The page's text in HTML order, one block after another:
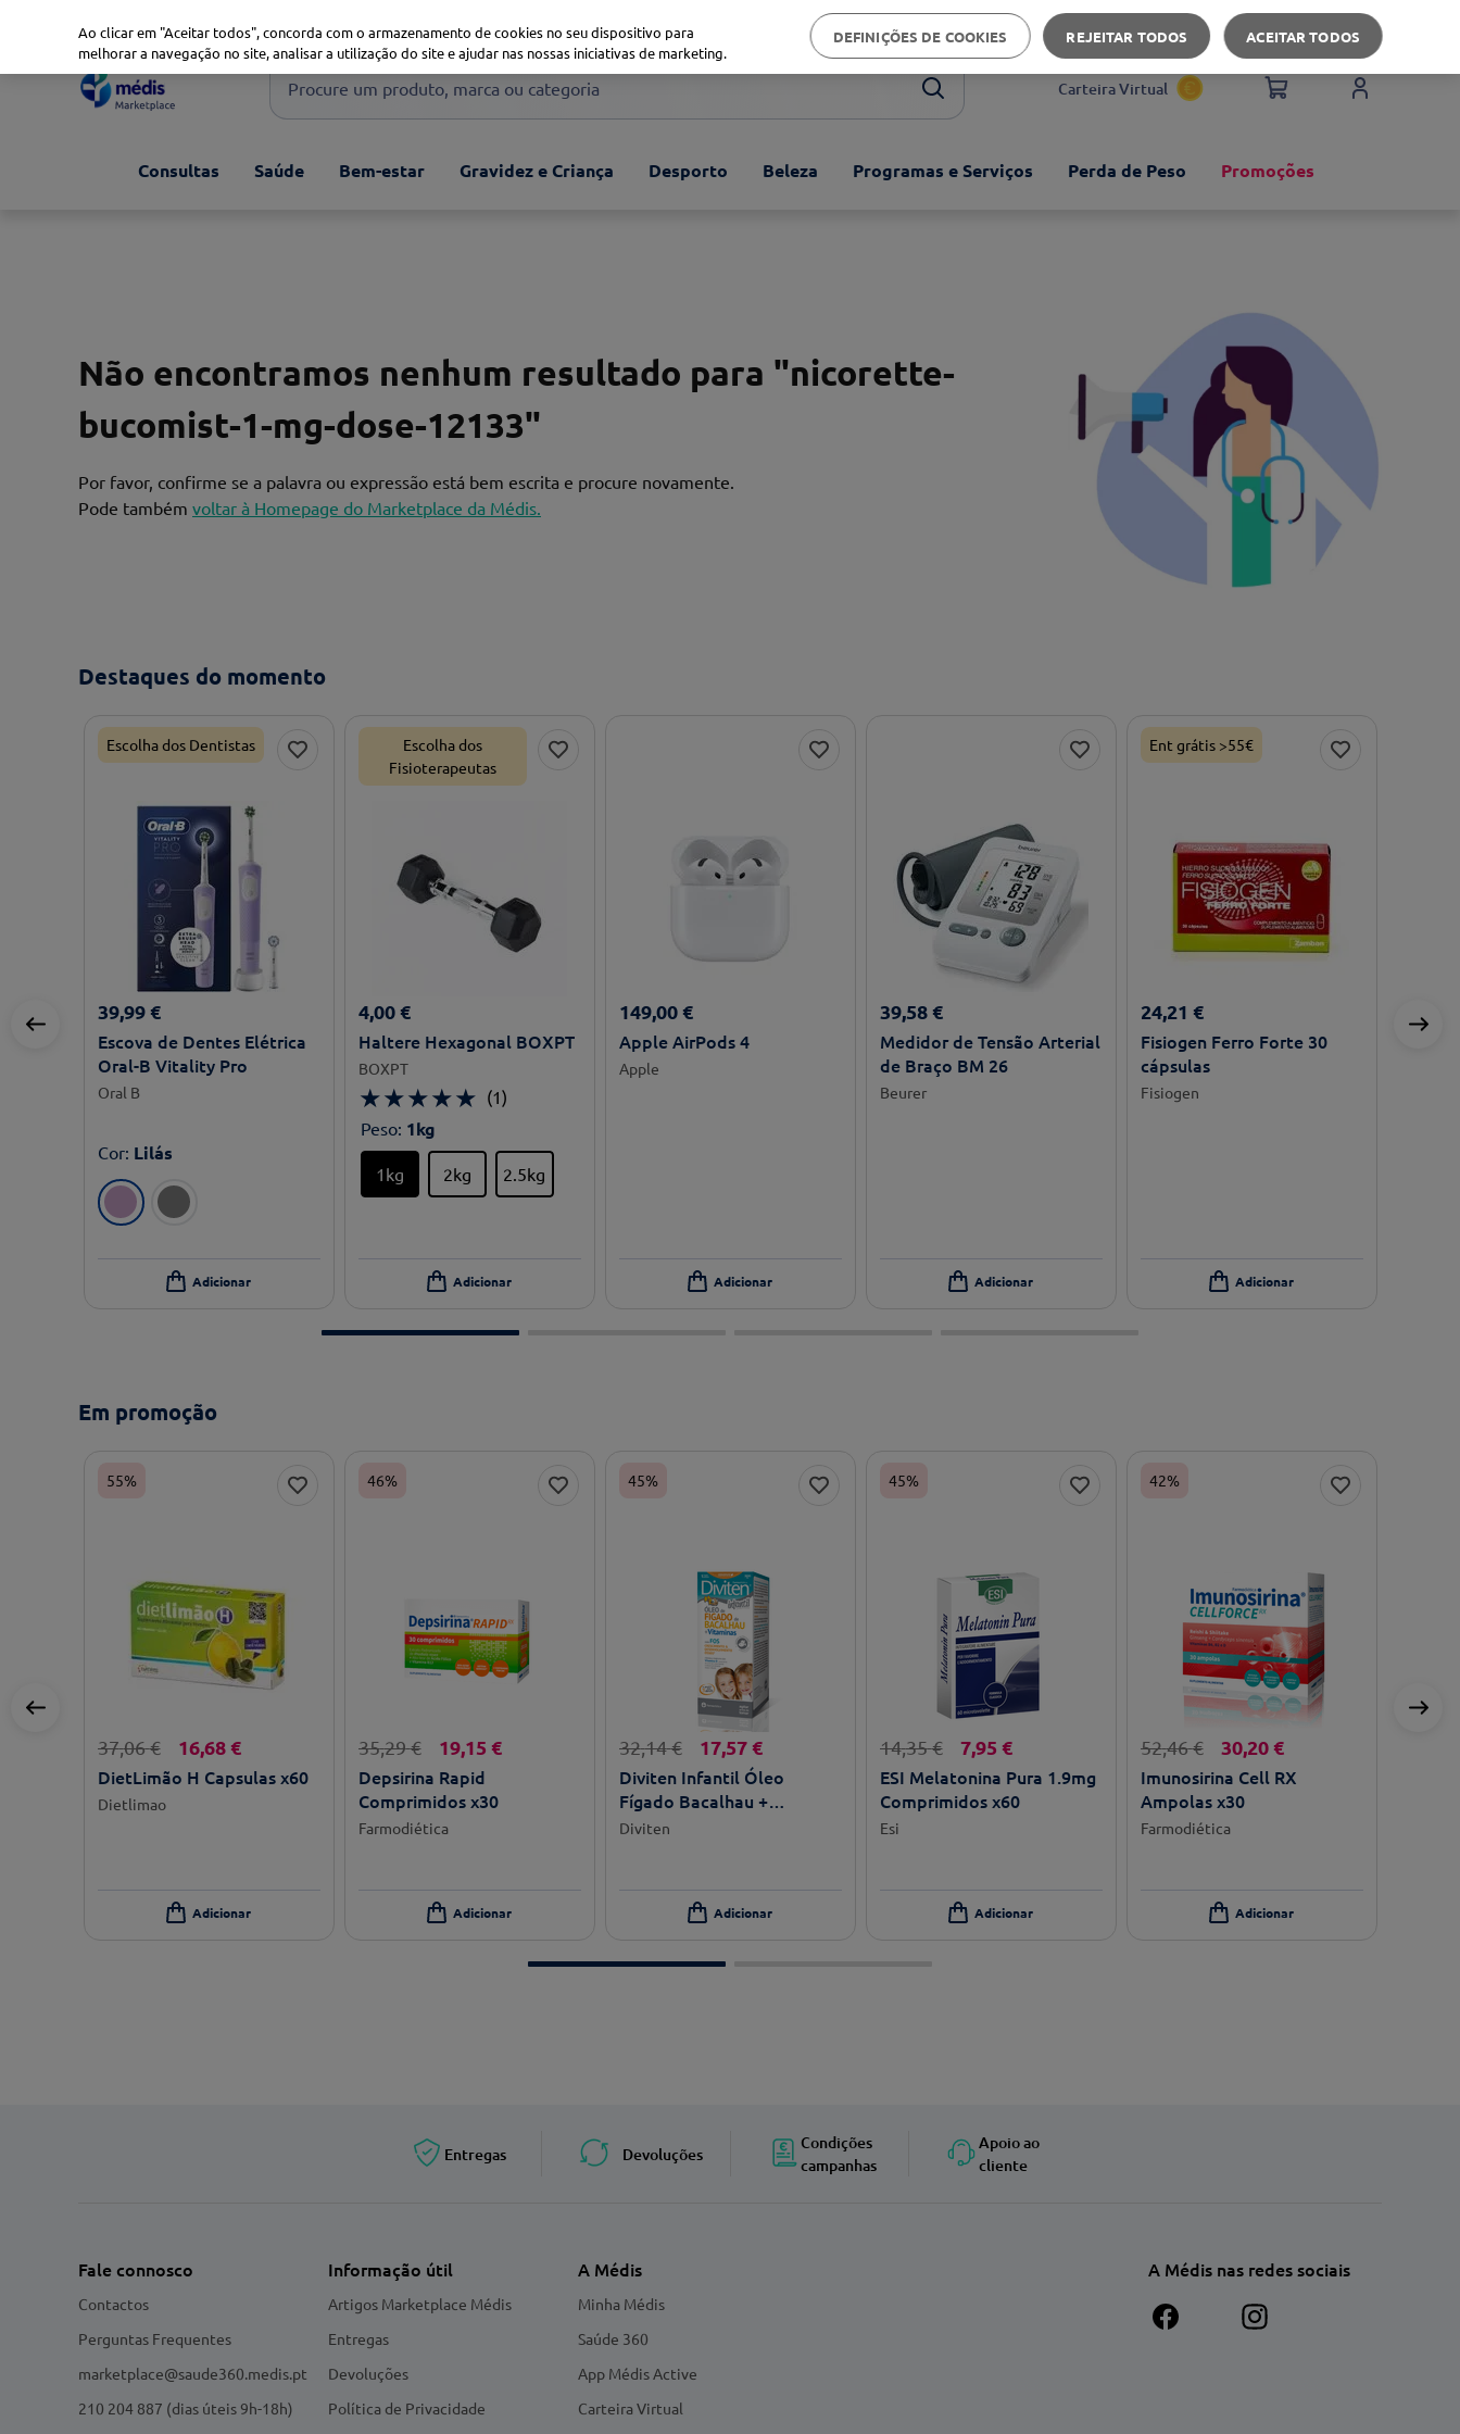
Apoio ao cliente
Procure um produto, marca ou categoria
1º xiaomi
Carteira Virtual
Consultas Saúde Bem-estar Gravidez e Criança Desporto Beleza Programas e Serviços Perda de Peso Promoções
Não encontramos nenhum resultado para "nicorette-
bucomist-1-mg-dose-12133"
Por favor, confirme se a palavra ou expressão está bem escrita e procure novamente.
Pode também voltar à Homepage do Marketplace da Médis.
Destaques do momento
Escolha dos Dentistas
39,99 €
Escova de Dentes Elétrica
Oral-B Vitality Pro
Oral B
Cor: Lilás
Escolha dos
Fisioterapeutas
4,00 €
Haltere Hexagonal BOXPT
BOXPT
★★★★★ (1)
Peso: 1kg
1kg 2kg 2.5kg
149,00 €
Apple AirPods 4
Apple
39,58 €
Medidor de Tensão Arterial
de Braço BM 26
Beurer
Ent grátis >55€
24,21 €
Fisiogen Ferro Forte 30
cápsulas
Fisiogen
Em promoção
55%
37,06€ 16,68 €
DietLimão H Capsulas x60
Dietlimao
46%
35,29€ 19,15 €
Depsirina Rapid
Comprimidos x30
Farmodiética
45%
32,14€ 17,57 €
Diviten Infantil Óleo
Fígado Bacalhau +
Vitaminas 300ml
Diviten
45%
14,35€ 7,95 €
ESI Melatonina Pura 1.9mg
Comprimidos x60
Esi
42%
52,46€ 30,20 €
Imunosirina Cell RX
Ampolas x30
Farmodiética
Entregas Devoluções
Condições
campanhas
Apoio ao
cliente
Fale connosco
Contactos
Perguntas Frequentes
marketplace@saude360.medis.pt
210 204 887 (dias úteis 9h-18h)
Informação útil
Artigos Marketplace Médis
Entregas
Devoluções
Política de Privacidade
A Médis
Minha Médis
Saúde 360
App Médis Active
Carteira Virtual
A Médis nas redes sociais
Ao clicar em "Aceitar todos", concorda com o armazenamento de cookies no seu dispositivo para
melhorar a navegação no site, analisar a utilização do site e ajudar nas nossas iniciativas de marketing.
DEFINIÇÕES DE COOKIES REJEITAR TODOS ACEITAR TODOS